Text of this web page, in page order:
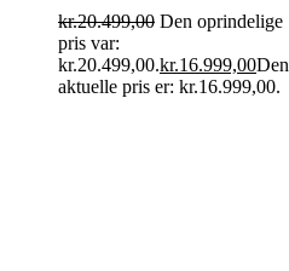
kr.20.499,00 Den oprindelige
pris var:
kr.20.499,00.kr.16.999,00Den
aktuelle pris er: kr.16.999,00.